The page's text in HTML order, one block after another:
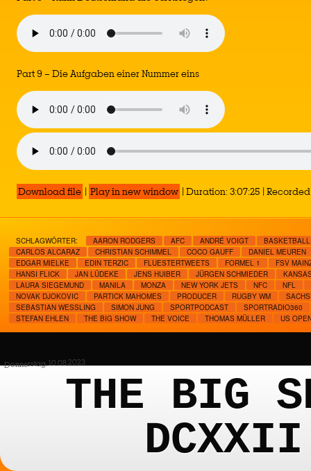
Part 9 – Die Aufgaben einer Nummer eins
Download file | Play in new window | Duration: 3:07:25 |
SCHLAGWÖRTER: AARON RODGERS AFC ANDRÉ VOIGT
CARLOS ALCARAZ
CHRISTIAN SCHIMMEL COCO GAUFF
DANIEL MEUREN
EDGAR MIELKE
EDIN TERZIC FLUESTERTWEETS FORMEL 1
FSV
HANSI FLICK
JAN LÜDEKE JENS HUIBER JÜRGEN SCHMIEDER
LAURA SIEGEMUND
MANILA MONZA NEW YORK JETS NFC
NFL
NOVAK DJOKOVIC
PARTICK MAHOMES PRODUCER RUGBY WM
SEBASTIAN WESSLING
SIMON JUNG SPORTPODCAST
SPORTRADIO360
STEFAN EHLEN
THE BIG SHOW THE VOICE THOMAS MÜLLER US
Donnerstag, 10.08.2023
THE BIG
DCXXII